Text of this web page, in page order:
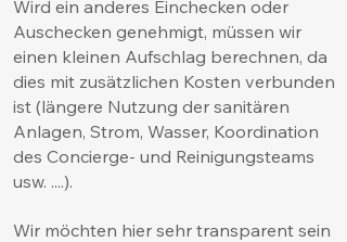
Wird ein anderes Einchecken oder
Auschecken genehmigt, müssen wir
einen kleinen Aufschlag berechnen, da
dies mit zusätzlichen Kosten verbunden
ist (längere Nutzung der sanitären
Anlagen, Strom, Wasser, Koordination
des Concierge- und Reinigungsteams
usw. ....).
Wir möchten hier sehr transparent sein